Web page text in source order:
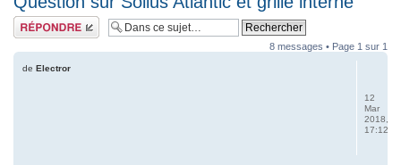
Répondre
8 messages • Page 1 sur 1
de Electror
12
Mar
2018,
17:12